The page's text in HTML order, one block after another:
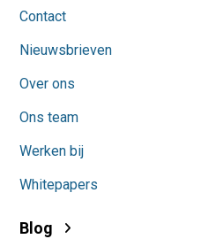
Contact
Nieuwsbrieven
Over ons
Ons team
Werken bij
Whitepapers
Blog